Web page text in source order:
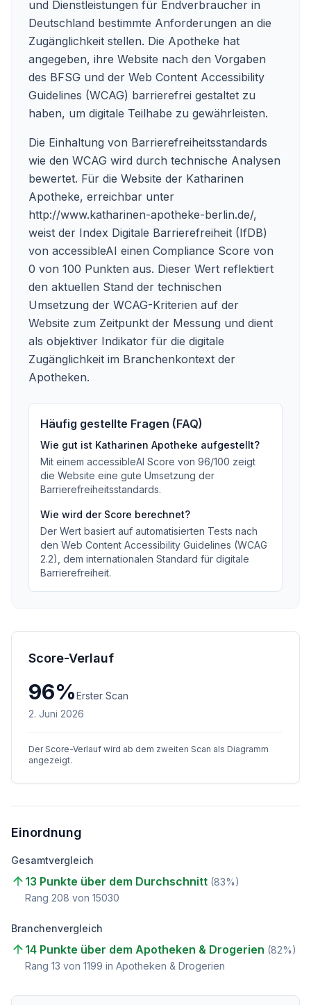
und Dienstleistungen für Endverbraucher in
Deutschland bestimmte Anforderungen an die
Zugänglichkeit stellen. Die Apotheke hat
angegeben, ihre Website nach den Vorgaben
des BFSG und der Web Content Accessibility
Guidelines (WCAG) barrierefrei gestaltet zu
haben, um digitale Teilhabe zu gewährleisten.
Die Einhaltung von Barrierefreiheitsstandards
wie den WCAG wird durch technische Analysen
bewertet. Für die Website der Katharinen
Apotheke, erreichbar unter
http://www.katharinen-apotheke-berlin.de/,
weist der Index Digitale Barrierefreiheit (IfDB)
von accessibleAI einen Compliance Score von
0 von 100 Punkten aus. Dieser Wert reflektiert
den aktuellen Stand der technischen
Umsetzung der WCAG-Kriterien auf der
Website zum Zeitpunkt der Messung und dient
als objektiver Indikator für die digitale
Zugänglichkeit im Branchenkontext der
Apotheken.
Häufig gestellte Fragen (FAQ)
Wie gut ist Katharinen Apotheke aufgestellt?
Mit einem accessibleAI Score von 96/100 zeigt
die Website eine gute Umsetzung der
Barrierefreiheitsstandards.
Wie wird der Score berechnet?
Der Wert basiert auf automatisierten Tests nach
den Web Content Accessibility Guidelines (WCAG
2.2), dem internationalen Standard für digitale
Barrierefreiheit.
Score-Verlauf
96%Erster Scan
2. Juni 2026
Der Score-Verlauf wird ab dem zweiten Scan als Diagramm
angezeigt.
Einordnung
Gesamtvergleich
13 Punkte über dem Durchschnitt (83%)
Rang 208 von 15030
Branchenvergleich
14 Punkte über dem Apotheken & Drogerien (82%)
Rang 13 von 1199 in Apotheken & Drogerien